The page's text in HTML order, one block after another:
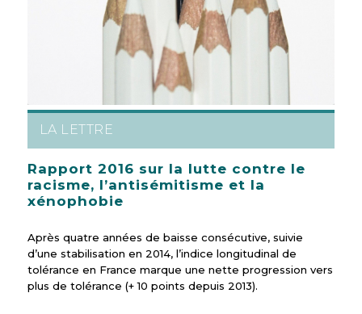
LA LETTRE
Rapport 2016 sur la lutte contre le
racisme, l’antisémitisme et la
xénophobie
Après quatre années de baisse consécutive, suivie
d’une stabilisation en 2014, l’indice longitudinal de
tolérance en France marque une nette progression vers
plus de tolérance (+ 10 points depuis 2013).